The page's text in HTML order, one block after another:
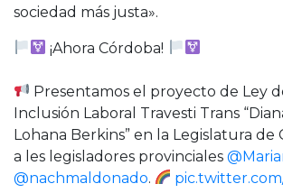
sociedad más justa».
¡Ahora Córdoba!
Presentamos el proyecto de Ley
Inclusión Laboral Travesti Trans
Lohana Berkins” en la Legislatura
a les legisladores provinciales
@nachmaldonado.